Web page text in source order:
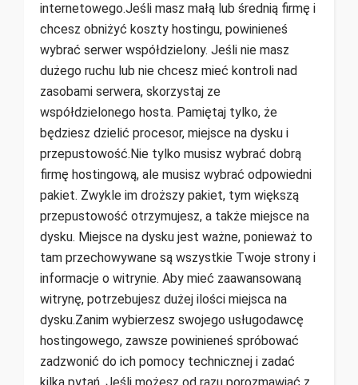
internetowego.Jeśli masz małą lub średnią firmę i
chcesz obniżyć koszty hostingu, powinieneś
wybrać serwer współdzielony. Jeśli nie masz
dużego ruchu lub nie chcesz mieć kontroli nad
zasobami serwera, skorzystaj ze
współdzielonego hosta. Pamiętaj tylko, że
będziesz dzielić procesor, miejsce na dysku i
przepustowość.Nie tylko musisz wybrać dobrą
firmę hostingową, ale musisz wybrać odpowiedni
pakiet. Zwykle im droższy pakiet, tym większą
przepustowość otrzymujesz, a także miejsce na
dysku. Miejsce na dysku jest ważne, ponieważ to
tam przechowywane są wszystkie Twoje strony i
informacje o witrynie. Aby mieć zaawansowaną
witrynę, potrzebujesz dużej ilości miejsca na
dysku.Zanim wybierzesz swojego usługodawcę
hostingowego, zawsze powinieneś spróbować
zadzwonić do ich pomocy technicznej i zadać